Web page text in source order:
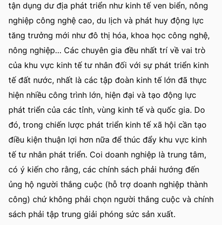
tận dụng dư địa phát triển như kinh tế ven biển, nông
nghiệp công nghệ cao, du lịch và phát huy động lực
tăng trưởng mới như đô thị hóa, khoa học công nghệ,
nông nghiệp… Các chuyên gia đều nhất trí về vai trò
của khu vực kinh tế tư nhân đối với sự phát triển kinh
tế đất nước, nhất là các tập đoàn kinh tế lớn đã thực
hiện nhiều công trình lớn, hiện đại và tạo động lực
phát triển của các tỉnh, vùng kinh tế và quốc gia. Do
đó, trong chiến lược phát triển kinh tế xã hội cần tạo
điều kiện thuận lợi hơn nữa để thúc đẩy khu vực kinh
tế tư nhân phát triển. Coi doanh nghiệp là trung tâm,
có ý kiến cho rằng, các chính sách phải hướng đến
ủng hộ người thắng cuộc (hỗ trợ doanh nghiệp thành
công) chứ không phải chọn người thắng cuộc và chính
sách phải tập trung giải phóng sức sản xuất.